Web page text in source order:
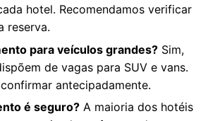
hotel. Recomendamos verificar
reserva.
para veículos grandes? Sim,
de vagas para SUV e vans.
antecipadamente.
é seguro? A maioria dos hotéis